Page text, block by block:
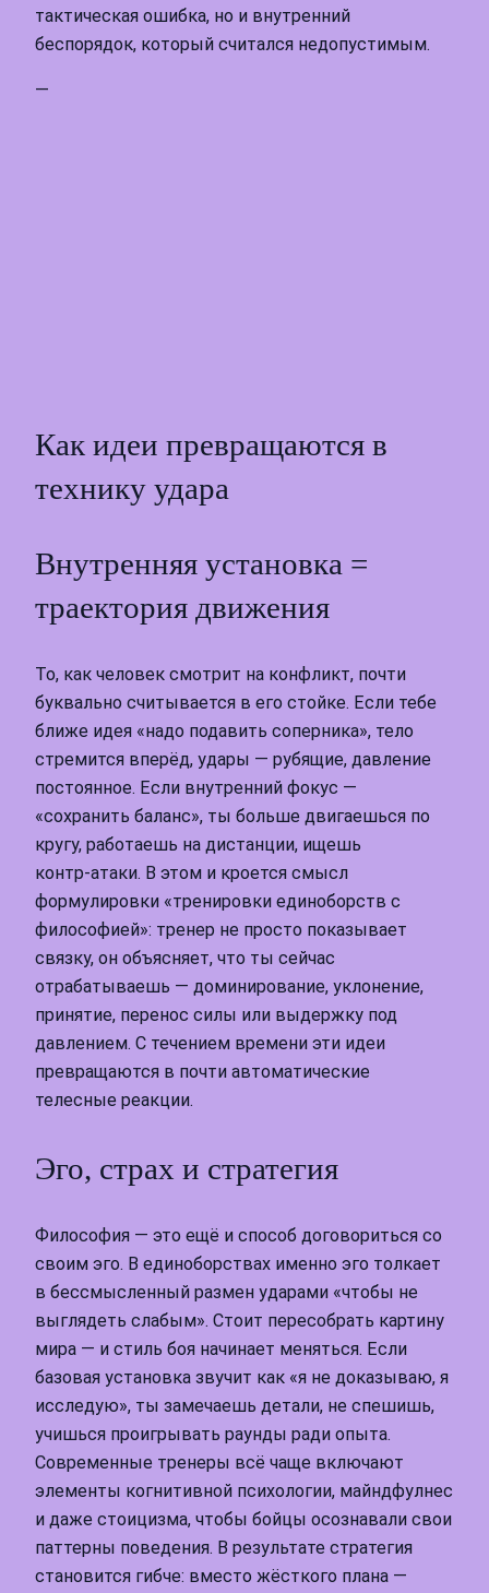
тактическая ошибка, но и внутренний
беспорядок, который считался недопустимым.
—
Как идеи превращаются в
технику удара
Внутренняя установка =
траектория движения
То, как человек смотрит на конфликт, почти
буквально считывается в его стойке. Если тебе
ближе идея «надо подавить соперника», тело
стремится вперёд, удары — рубящие, давление
постоянное. Если внутренний фокус —
«сохранить баланс», ты больше двигаешься по
кругу, работаешь на дистанции, ищешь
контр‑атаки. В этом и кроется смысл
формулировки «тренировки единоборств с
философией»: тренер не просто показывает
связку, он объясняет, что ты сейчас
отрабатываешь — доминирование, уклонение,
принятие, перенос силы или выдержку под
давлением. С течением времени эти идеи
превращаются в почти автоматические
телесные реакции.
Эго, страх и стратегия
Философия — это ещё и способ договориться со
своим эго. В единоборствах именно эго толкает
в бессмысленный размен ударами «чтобы не
выглядеть слабым». Стоит пересобрать картину
мира — и стиль боя начинает меняться. Если
базовая установка звучит как «я не доказываю, я
исследую», ты замечаешь детали, не спешишь,
учишься проигрывать раунды ради опыта.
Современные тренеры всё чаще включают
элементы когнитивной психологии, майндфулнес
и даже стоицизма, чтобы бойцы осознавали свои
паттерны поведения. В результате стратегия
становится гибче: вместо жёсткого плана —